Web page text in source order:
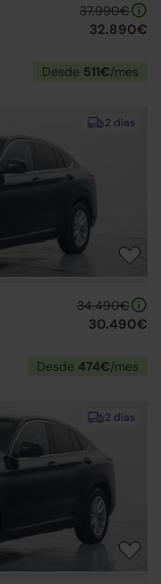
37.990€
32.890€
Desde 511€/mes
2 días
34.490€
30.490€
Desde 474€/mes
2 días